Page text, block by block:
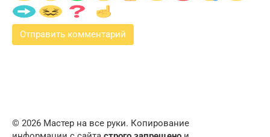
© 2026 Мастер на все руки. Копирование